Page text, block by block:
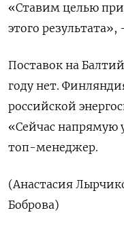
«Ставим целью
этого результата»,
Поставок на
году нет.
российской
«Сейчас напрямую
топ-менеджер.
(Анастасия
Боброва)